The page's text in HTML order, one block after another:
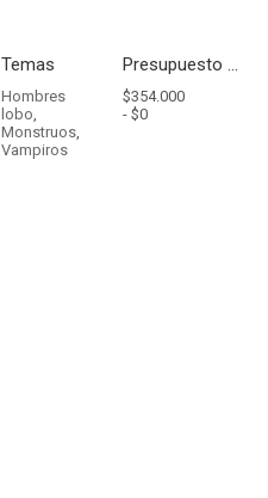
Temas
Hombres
lobo,
Monstruos,
Vampiros
Presupuesto - Ingresos
$354.000
- $0